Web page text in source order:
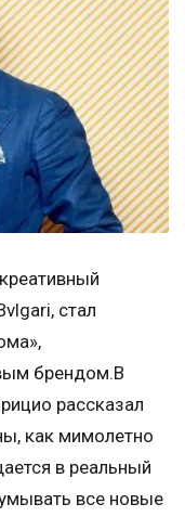
стал
брендом.В
рассказал
как мимолетно
в реальный
все новые